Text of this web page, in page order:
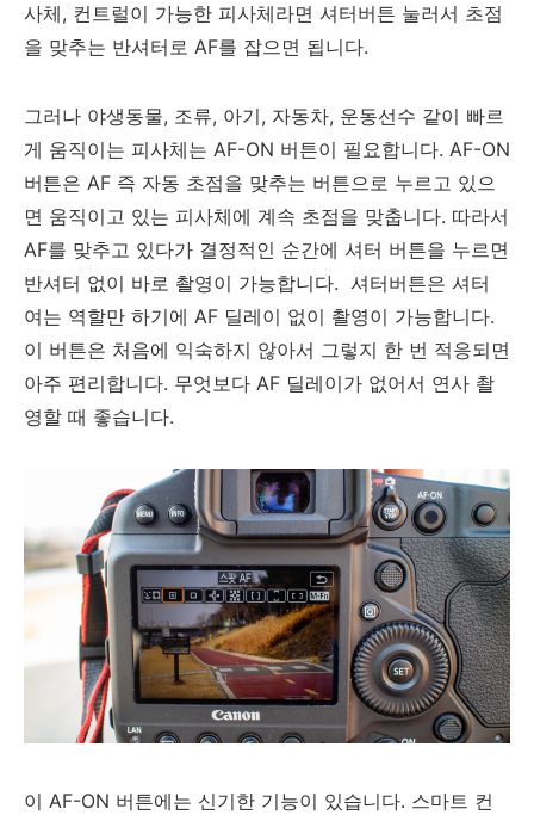
사체, 컨트럴이 가능한 피사체라면 셔터버튼 눌러서 초점
을 맞추는 반셔터로 AF를 잡으면 됩니다.
그러나 야생동물, 조류, 아기, 자동차, 운동선수 같이 빠르
게 움직이는 피사체는 AF-ON 버튼이 필요합니다. AF-ON
버튼은 AF 즉 자동 초점을 맞추는 버튼으로 누르고 있으
면 움직이고 있는 피사체에 계속 초점을 맞춥니다. 따라서
AF를 맞추고 있다가 결정적인 순간에 셔터 버튼을 누르면
반셔터 없이 바로 촬영이 가능합니다. 셔터버튼은 셔터
여는 역할만 하기에 AF 딜레이 없이 촬영이 가능합니다.
이 버튼은 처음에 익숙하지 않아서 그렇지 한 번 적응되면
아주 편리합니다. 무엇보다 AF 딜레이가 없어서 연사 촬
영할 때 좋습니다.
이 AF-ON 버튼에는 신기한 기능이 있습니다. 스마트 컨